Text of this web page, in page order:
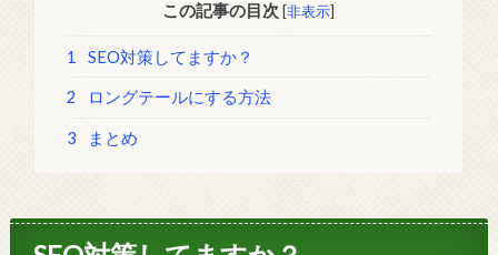
この記事の目次 [非表示]
1 SEO対策してますか？
2 ロングテールにする方法
3 まとめ